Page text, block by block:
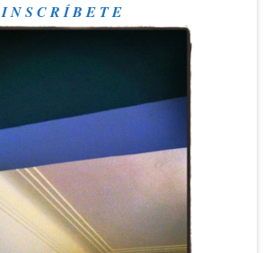
I N S C R Í B E T E